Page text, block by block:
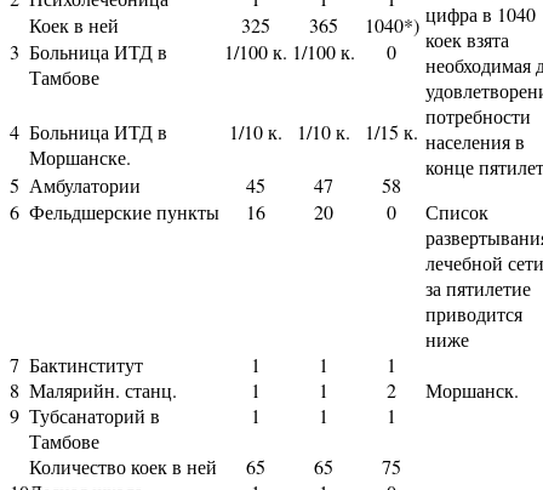
цифра в 1040
коек взята
необходимая
потребности
населения в
конце
Коек в ней
325 365
1040*)
3 Больница ИТД в
Тамбове
1/100 к. 1/100 к. 0
4 Больница ИТД в
Моршанске.
1/10 к. 1/10 к. 1/15 к.
5 Амбулатории 45 47
58
6 Фельдшерские пункты 16 20 0
Список
лечебной сети
за пятилетие
приводится
ниже
7 Бактинститут 1 1
1
8 Малярийн. станц. 1 1 2
Моршанск.
9 Тубсанаторий в
Тамбове
1 1
1
Количество коек в ней
65 65
75